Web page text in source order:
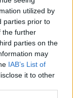
utilized by
parties prior to
the further
parties on the
may
IAB’s List of
it to other
που
μορφής
και